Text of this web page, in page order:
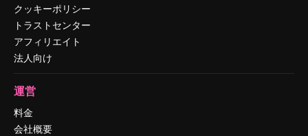
クッキーポリシー
トラストセンター
アフィリエイト
法人向け
運営
料金
会社概要